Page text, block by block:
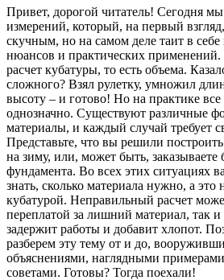
Привет, дорогой читатель! Сегодня
измерений, который, на первый
скучным, но на самом деле таит в
нюансов и практических
расчет кубатуры, то есть объема.
сложного? Взял рулетку, умножил
высоту – и готово! Но на практике все
однозначно. Существуют различные
материалы, и каждый случай требует
Представьте, что вы решили
на зиму, или, может быть, заказываете
фундамента. Во всех этих ситуациях
знать, сколько материала нужно, а это
кубатурой. Неправильный расчет
переплатой за лишний материал, так
задержит работы и добавит хлопот.
разберем эту тему от и до,
объяснениями, наглядными
советами. Готовы? Тогда поехали!